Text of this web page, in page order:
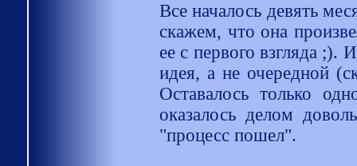
Все началось девять
скажем, что она
ее с первого взгляда ;).
идея, а не очередной
Оставалось только
оказалось делом
"процесс пошел".